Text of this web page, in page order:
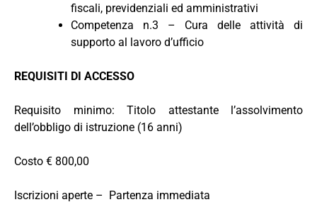
fiscali, previdenziali ed amministrativi
Competenza n.3 – Cura delle attività di
supporto al lavoro d’ufficio
REQUISITI DI ACCESSO
Requisito minimo: Titolo attestante l’assolvimento
dell’obbligo di istruzione (16 anni)
Costo € 800,00
Iscrizioni aperte – Partenza immediata